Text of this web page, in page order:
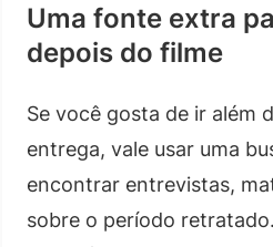
Uma fonte extra
depois do filme
Se você gosta de ir além
entrega, vale usar uma
encontrar entrevistas,
sobre o período